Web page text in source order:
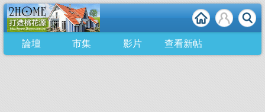
論壇 市集 影片 查看新帖